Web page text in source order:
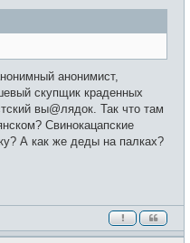
б
е
анонимист,
скупщик краденных
вы@лядок. Так что там
Свинокацапские
А как же деды на палках?